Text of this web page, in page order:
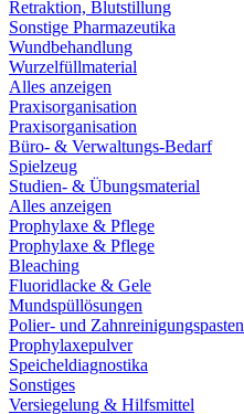
Retraktion, Blutstillung
Sonstige Pharmazeutika
Wundbehandlung
Wurzelfüllmaterial
Alles anzeigen
Praxisorganisation
Praxisorganisation
Büro- & Verwaltungs-Bedarf
Spielzeug
Studien- & Übungsmaterial
Alles anzeigen
Prophylaxe & Pflege
Prophylaxe & Pflege
Bleaching
Fluoridlacke & Gele
Mundspüllösungen
Polier- und Zahnreinigungspasten
Prophylaxepulver
Speicheldiagnostika
Sonstiges
Versiegelung & Hilfsmittel